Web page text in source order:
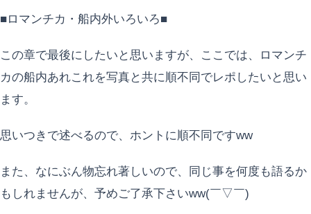
■ロマンチカ・船内外いろいろ■
この章で最後にしたいと思いますが、ここでは、ロマンチ
カの船内あれこれを写真と共に順不同でレポしたいと思い
ます。
思いつきで述べるので、ホントに順不同ですww
また、なにぶん物忘れ著しいので、同じ事を何度も語るか
もしれませんが、予めご了承下さいww(￣▽￣)